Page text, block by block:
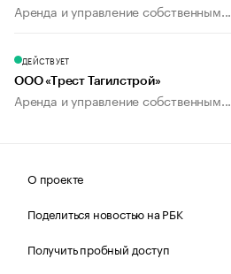
Аренда и управление собственным...
ДЕЙСТВУЕТ
ООО «Трест Тагилстрой»
Аренда и управление собственным...
О проекте
Поделиться новостью на РБК
Получить пробный доступ